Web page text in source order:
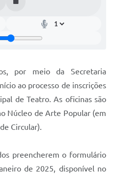
por meio da Secretaria
ao processo de inscrições
de Teatro. As oficinas são
Núcleo de Arte Popular (em
Circular).
preencherem o formulário
de 2025, disponível no